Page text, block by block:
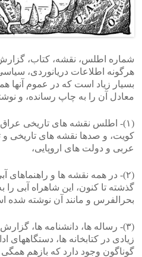
شماره اطلس، نقشه، کتاب، گزارش،
هرگونه اطلاعات دریانوردی،
بسیار زیاد است که در عموم آنها
معادل آن را به چاپ رسانده، و
(۱)- اطلس نقشه های تاریخی
کویت، و صدها نقشه های تاریخی
عربی و دولت های اروپایی،
(۲)- در همه نقشه ها و راهنماهای
گذشته تا کنون، این شاهراه آبی را
بحرالفرس و مانند آن نوشته شده
(۳)- ‫رساله ها، دانشنامه ها،
زیادی در کتابخانه ها، دستگاههای
گوناگون وجود دارد که بازهم